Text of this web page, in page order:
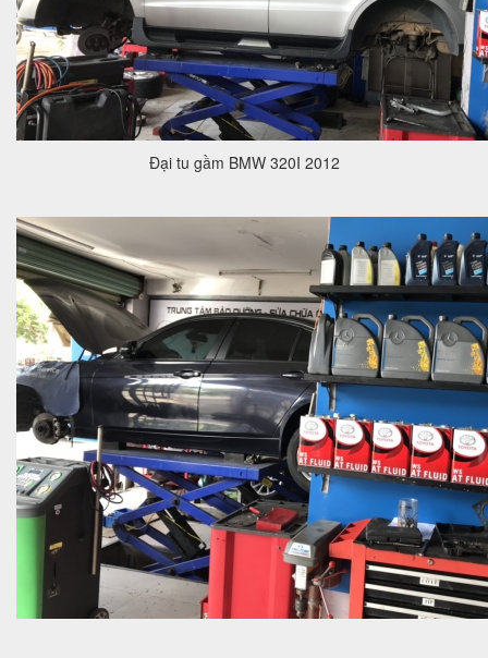
Đại tu gầm BMW 320I 2012